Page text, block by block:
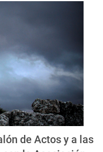
de Actos y a las